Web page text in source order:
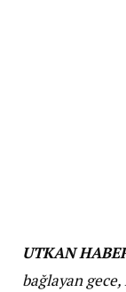
UTKAN
bağlayan